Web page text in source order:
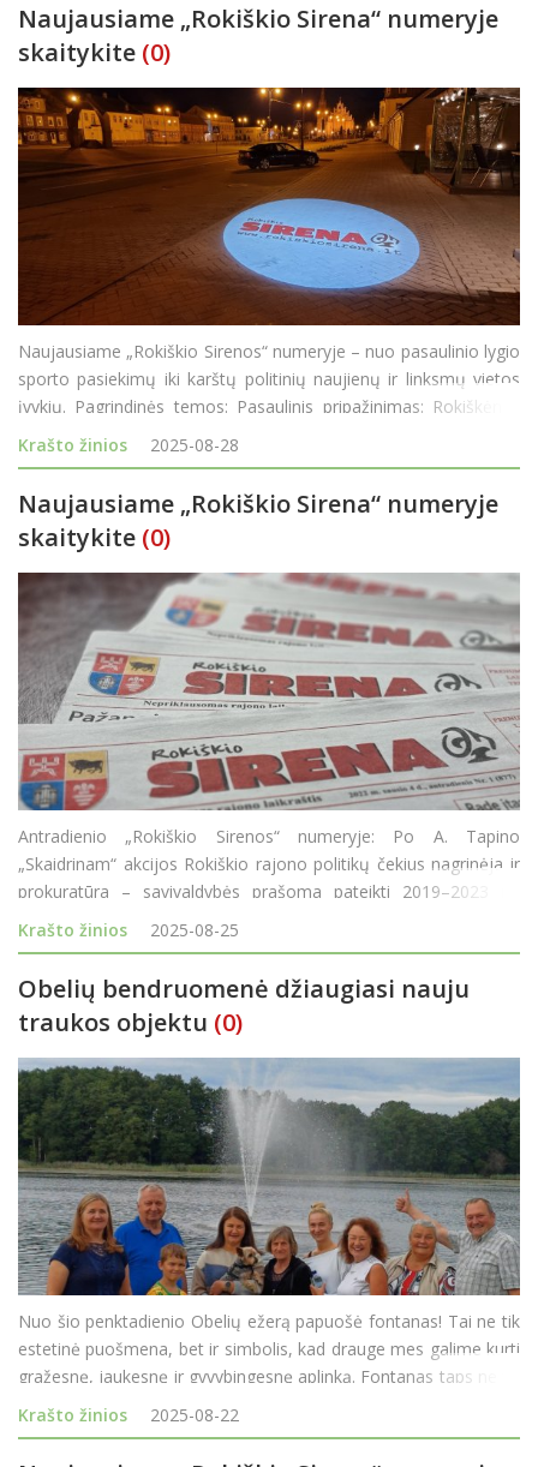
Naujausiame „Rokiškio Sirena“ numeryje
skaitykite (0)
Naujausiame „Rokiškio Sirenos“ numeryje – nuo pasaulinio lygio
sporto pasiekimų iki karštų politinių naujienų ir linksmų vietos
įvykių. Pagrindinės temos: Pasaulinis pripažinimas: Rokiškėnas
Domas Vilkevičius iš Kosta Rikos grįžta su pasaulio jėgos t
Krašto žinios 2025-08-28
Naujausiame „Rokiškio Sirena“ numeryje
skaitykite (0)
Antradienio „Rokiškio Sirenos“ numeryje: Po A. Tapino
„Skaidrinam“ akcijos Rokiškio rajono politikų čekius nagrinėja ir
prokuratūra – savivaldybės prašoma pateikti 2019–2023 m.
duomenis. Miesto Nepriklausomybės aikštės trinkeles ke
Krašto žinios 2025-08-25
Obelių bendruomenė džiaugiasi nauju
traukos objektu (0)
Nuo šio penktadienio Obelių ežerą papuošė fontanas! Tai ne tik
estetinė puošmena, bet ir simbolis, kad drauge mes galime kurti
gražesnę, jaukesnę ir gyvybingesnę aplinką. Fontanas taps ne tik
pasigrožėjimo vieta, bet ir prisidės prie ežero vandens kokybės
gerinimo. Obeliečiai n
Krašto žinios 2025-08-22